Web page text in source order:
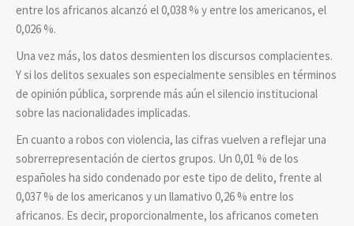
entre los africanos alcanzó el 0,038 % y entre los americanos, el
0,026 %.
Una vez más, los datos desmienten los discursos complacientes.
Y si los delitos sexuales son especialmente sensibles en términos
de opinión pública, sorprende más aún el silencio institucional
sobre las nacionalidades implicadas.
En cuanto a robos con violencia, las cifras vuelven a reflejar una
sobrerrepresentación de ciertos grupos. Un 0,01 % de los
españoles ha sido condenado por este tipo de delito, frente al
0,037 % de los americanos y un llamativo 0,26 % entre los
africanos. Es decir, proporcionalmente, los africanos cometen